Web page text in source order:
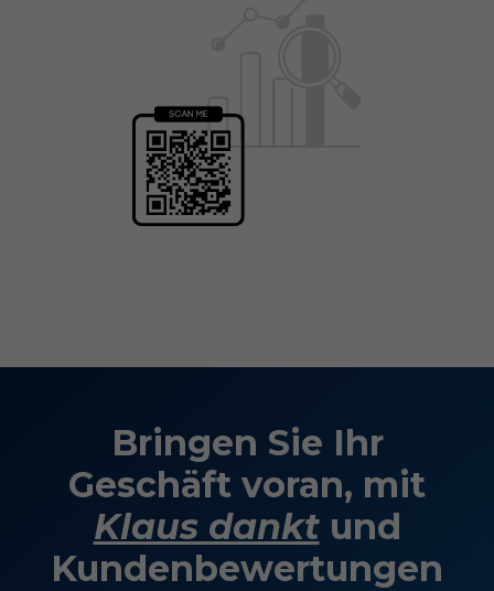
Bringen Sie Ihr
Geschäft voran, mit
Klaus danktund
Kundenbewertungen